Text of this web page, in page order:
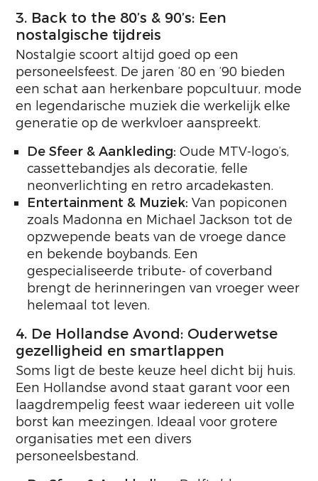
3. Back to the 80’s & 90’s: Een
nostalgische tijdreis
Nostalgie scoort altijd goed op een
personeelsfeest. De jaren ’80 en ’90 bieden
een schat aan herkenbare popcultuur, mode
en legendarische muziek die werkelijk elke
generatie op de werkvloer aanspreekt.
De Sfeer & Aankleding: Oude MTV-logo’s,
cassettebandjes als decoratie, felle
neonverlichting en retro arcadekasten.
Entertainment & Muziek: Van popiconen
zoals Madonna en Michael Jackson tot de
opzwepende beats van de vroege dance
en bekende boybands. Een
gespecialiseerde tribute- of coverband
brengt de herinneringen van vroeger weer
helemaal tot leven.
4. De Hollandse Avond: Ouderwetse
gezelligheid en smartlappen
Soms ligt de beste keuze heel dicht bij huis.
Een Hollandse avond staat garant voor een
laagdrempelig feest waar iedereen uit volle
borst kan meezingen. Ideaal voor grotere
organisaties met een divers
personeelsbestand.